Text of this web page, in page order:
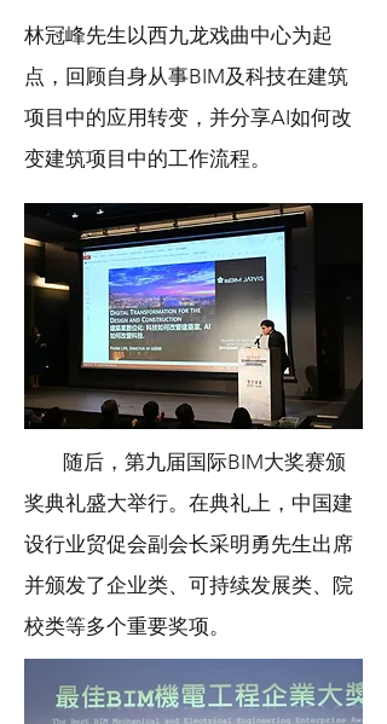
林冠峰先生以西九龙戏曲中心为起
点，回顾自身从事BIM及科技在建筑
项目中的应用转变，并分享AI如何改
变建筑项目中的工作流程。
随后，第九届国际BIM大奖赛颁
奖典礼盛大举行。在典礼上，中国建
设行业贸促会副会长采明勇先生出席
并颁发了企业类、可持续发展类、院
校类等多个重要奖项。